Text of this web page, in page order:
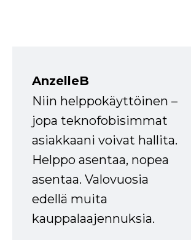
AnzelleB
Niin helppokäyttöinen –
jopa teknofobisimmat
asiakkaani voivat hallita.
Helppo asentaa, nopea
asentaa. Valovuosia
edellä muita
kauppalaajennuksia.